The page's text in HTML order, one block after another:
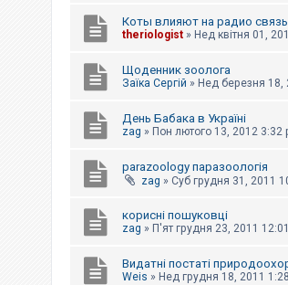
Коты влияют на радио связь
theriologist » Нед квітня 01,
Щоденник зоолога
Заїка Сергій » Нед березня 18,
День Бабака в Україні
zag » Пон лютого 13, 2012 3:32
parazoology паразоологія
zag » Суб грудня 31, 2011
корисні пошуковці
zag » П'ят грудня 23, 2011
Видатні постаті
Weis » Нед грудня 18, 2011